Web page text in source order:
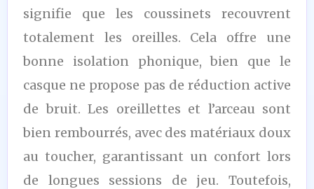
signifie que les coussinets recouvrent
totalement les oreilles. Cela offre une
bonne isolation phonique, bien que le
casque ne propose pas de réduction active
de bruit. Les oreillettes et l’arceau sont
bien rembourrés, avec des matériaux doux
au toucher, garantissant un confort lors
de longues sessions de jeu. Toutefois,